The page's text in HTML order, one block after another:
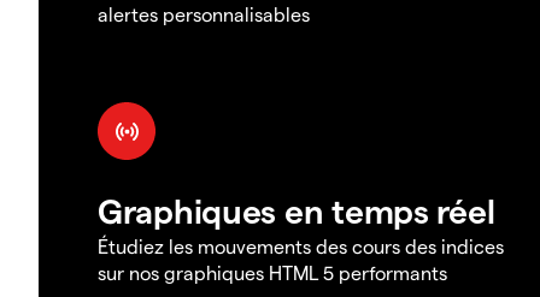
alertes personnalisables
Graphiques en temps réel
Étudiez les mouvements des cours des indices
sur nos graphiques HTML 5 performants